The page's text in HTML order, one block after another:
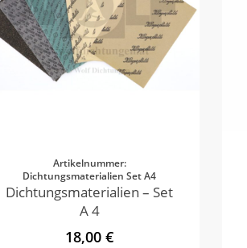
Artikelnummer:
Dichtungsmaterialien Set A4
Dichtungsmaterialien – Set
A 4
18,00 €